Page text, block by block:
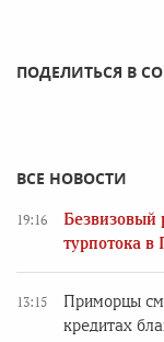
ПОДЕЛИТЬСЯ В
ВСЕ НОВОСТИ
19:16
Безвизовый
турпотока в
13:15
Приморцы
кредитах